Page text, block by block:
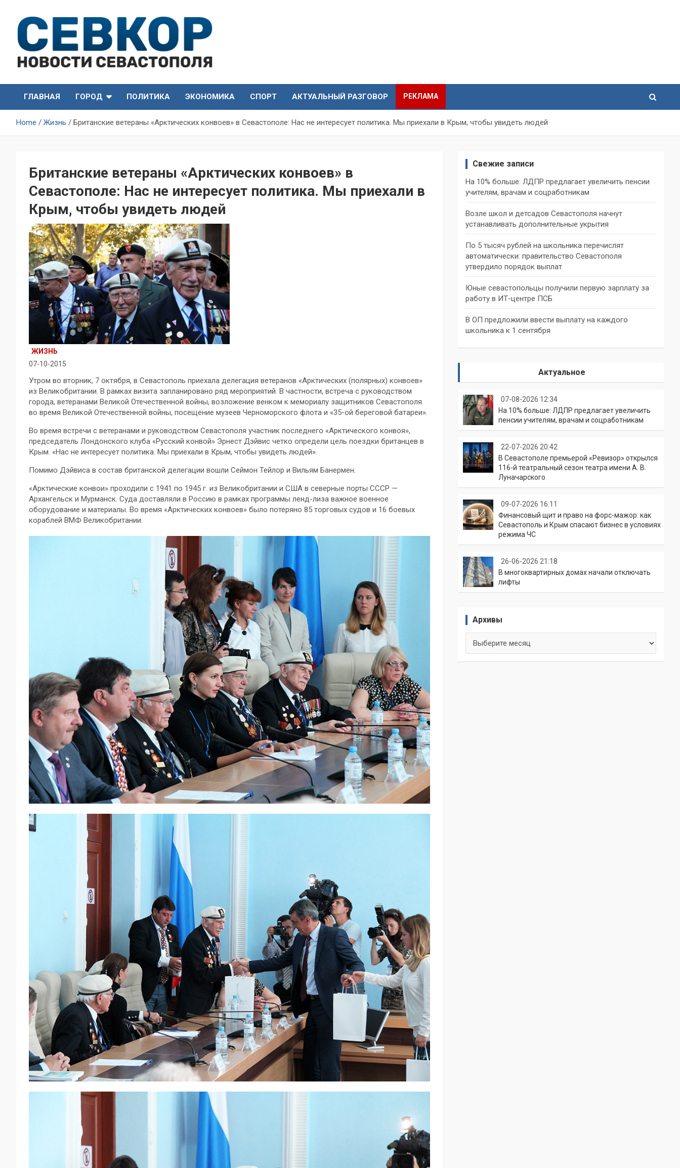
content
СевКор — Новости
Севастополя
Севастополя
ГЛАВНАЯ
ГОРОД ПОЛИТИКА ЭКОНОМИКА СПОРТ АКТУАЛЬНЫЙ РАЗГОВОР РЕКЛАМА
Home Жизнь Британские ветераны «Арктических конвоев» в Севастополе: Нас не интересует политика. Мы приехали в Крым, чтобы увидеть людей
Британские ветераны «Арктических конвоев» в
Севастополе: Нас не интересует политика. Мы приехали в
Крым, чтобы увидеть людей
ЖИЗНЬ
07-10-2015
Утром во вторник, 7 октября, в Севастополь приехала делегация ветеранов «Арктических (полярных) конвоев»
из Великобритании. В рамках визита запланировано ряд мероприятий. В частности, встреча с руководством
города, ветеранами Великой Отечественной войны, возложение венком к мемориалу защитников Севастополя
во время Великой Отечественной войны, посещение музеев Черноморского флота и «35-ой береговой батареи».
Во время встречи с ветеранами и руководством Севастополя участник последнего «Арктического конвоя»,
председатель Лондонского клуба «Русский конвой» Эрнест Дэйвис четко определи цель поездки британцев в
Крым. «Нас не интересует политика. Мы приехали в Крым, чтобы увидеть людей».
Помимо Дэйвиса в состав британской делегации вошли Сеймон Тейлор и Вильям Банермен.
«Арктические конвои» проходили с 1941 по 1945 г. из Великобритании и США в северные порты СССР —
Архангельск и Мурманск. Суда доставляли в Россию в рамках программы ленд-лиза важное военное
оборудование и материалы. Во время «Арктических конвоев» было потеряно 85 торговых судов и 16 боевых
кораблей ВМФ Великобритании.
Свежие записи
На 10% больше: ЛДПР предлагает увеличить пенсии
учителям, врачам и соцработникам
Возле школ и детсадов Севастополя начнут
устанавливать дополнительные укрытия
По 5 тысяч рублей на школьника перечислят
автоматически: правительство Севастополя
утвердило порядок выплат
Юные севастопольцы получили первую зарплату за
работу в ИТ-центре ПСБ
В ОП предложили ввести выплату на каждого
школьника к 1 сентября
Актуальное
07-08-2026 12:34
На 10% больше: ЛДПР предлагает увеличить
пенсии учителям, врачам и соцработникам
22-07-2026 20:42
В Севастополе премьерой «Ревизор» открылся
116-й театральный сезон театра имени А. В.
Луначарского
09-07-2026 16:11
Финансовый щит и право на форс-мажор: как
Севастополь и Крым спасают бизнес в условиях
режима ЧС
26-06-2026 21:18
В многоквартирных домах начали отключать
лифты
Архивы